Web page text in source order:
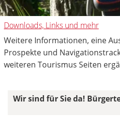
Downloads, Links und mehr
Weitere Informationen, eine
Prospekte und
weiteren Tourismus Seiten
Wir sind für Sie da!